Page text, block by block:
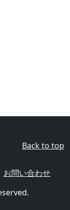
Back to top
お問い合わせ